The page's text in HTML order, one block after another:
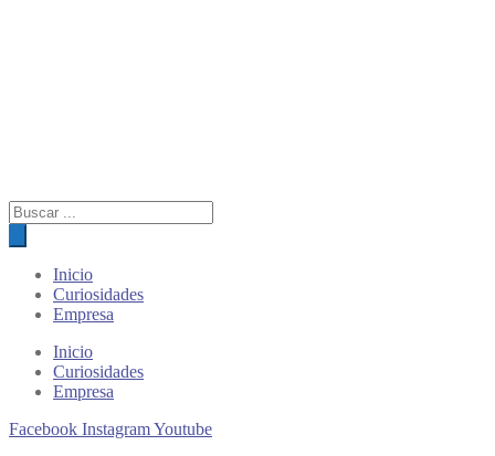
Búsqueda
de
productos
Inicio
Curiosidades
Empresa
Inicio
Curiosidades
Empresa
Facebook InstagramYoutube